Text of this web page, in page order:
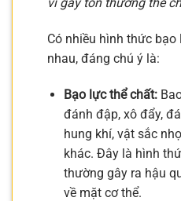
vi gây tổn thương thể
Có nhiều hình thức
nhau, đáng chú ý là:
Bạo lực thể chất:
đánh đập, xô đẩy,
hung khí, vật sắc
khác. Đây là hình
thường gây ra hậu
về mặt cơ thể.